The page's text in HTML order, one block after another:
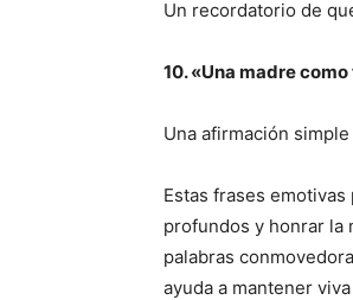
Un recordatorio de
10. «Una madre
Una afirmación
Estas frases
profundos y honrar la
palabras
ayuda a mantener